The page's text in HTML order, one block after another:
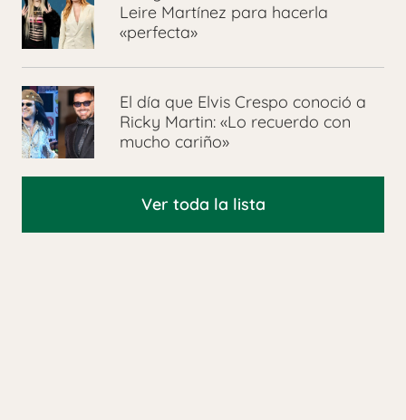
Leire Martínez para hacerla
«perfecta»
El día que Elvis Crespo conoció a
Ricky Martin: «Lo recuerdo con
mucho cariño»
Ver toda la lista